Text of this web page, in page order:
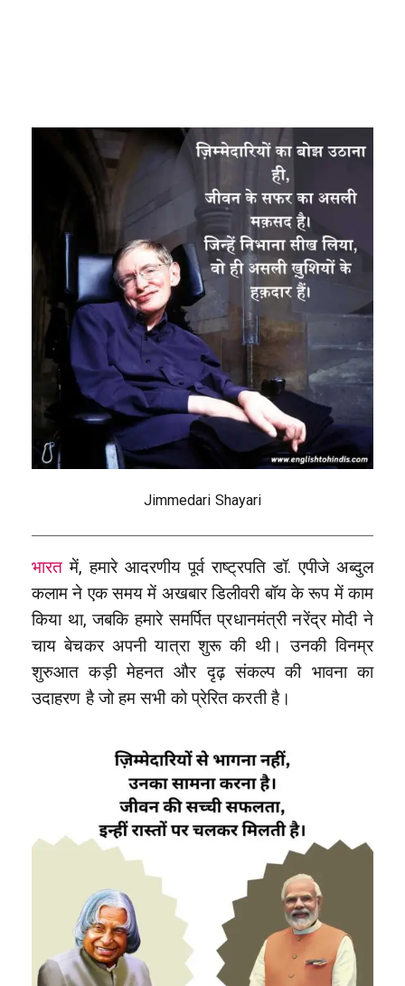
Jimmedari Shayari
भारत में, हमारे आदरणीय पूर्व राष्ट्रपति डॉ. एपीजे अब्दुल
कलाम ने एक समय में अखबार डिलीवरी बॉय के रूप में काम
किया था, जबकि हमारे समर्पित प्रधानमंत्री नरेंद्र मोदी ने
चाय बेचकर अपनी यात्रा शुरू की थी। उनकी विनम्र
शुरुआत कड़ी मेहनत और दृढ़ संकल्प की भावना का
उदाहरण है जो हम सभी को प्रेरित करती है।